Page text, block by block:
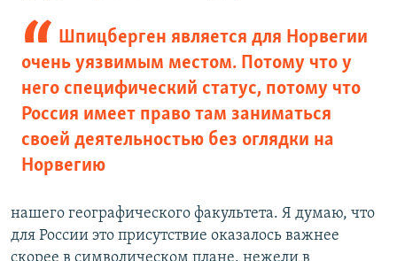
Шпицберген является для Норвегии
очень уязвимым местом. Потому что у
него специфический статус, потому что
Россия имеет право там заниматься
своей деятельностью без оглядки на
Норвегию
нашего географического факультета. Я думаю, что
для России это присутствие оказалось важнее